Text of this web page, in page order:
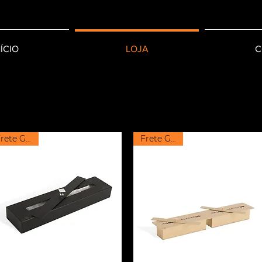
LOJA
Frete Grátis Frete Grátis